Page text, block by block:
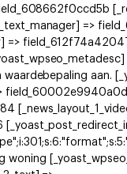
field_608662f0ccd5b
=>
aan.
woning